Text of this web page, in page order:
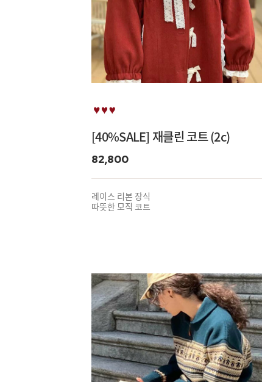
[40%SALE] 재클린 코트 (2c)
82,800
레이스 리본 장식
따뜻한 모직 코트